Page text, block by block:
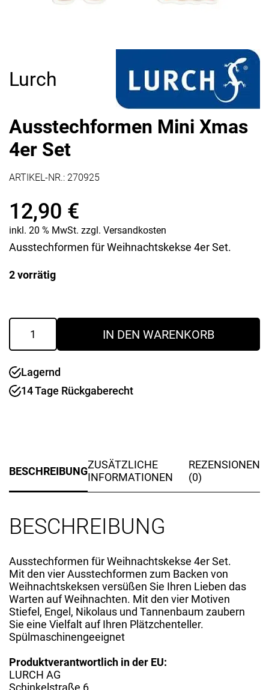
Lurch
Ausstechformen Mini Xmas
4er Set
ARTIKEL-NR.: 270925
12,90 €
inkl. 20 % MwSt. zzgl. Versandkosten
Ausstechformen für Weihnachtskekse 4er Set.
2 vorrätig
Ausstechformen
Xmas
Set
Menge
IN DEN WARENKORB
Lagernd
14 Tage Rückgaberecht
BESCHREIBUNGZUSÄTZLICHE
INFORMATIONEN
REZENSIONEN
(0)
BESCHREIBUNG
Ausstechformen für Weihnachtskekse 4er Set.
Mit den vier Ausstechformen zum Backen von
Weihnachtskeksen versüßen Sie Ihren Lieben das
Warten auf Weihnachten. Mit den vier Motiven
Stiefel, Engel, Nikolaus und Tannenbaum zaubern
Sie eine Vielfalt auf Ihren Plätzchenteller.
Spülmaschinengeeignet
Produktverantwortlich in der EU:
LURCH AG
Schinkelstraße 6